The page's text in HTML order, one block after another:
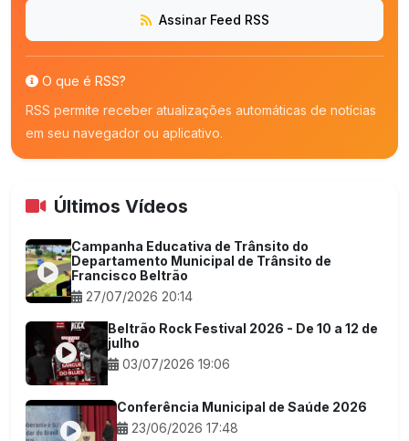
Assinar Feed RSS
O que é RSS?
RSS permite receber atualizações automáticas de notícias
em seu navegador ou aplicativo.
Últimos Vídeos
Campanha Educativa de Trânsito do
Departamento Municipal de Trânsito de
Francisco Beltrão
27/07/2026 20:14
Beltrão Rock Festival 2026 - De 10 a 12 de
julho
03/07/2026 19:06
Conferência Municipal de Saúde 2026
23/06/2026 17:48